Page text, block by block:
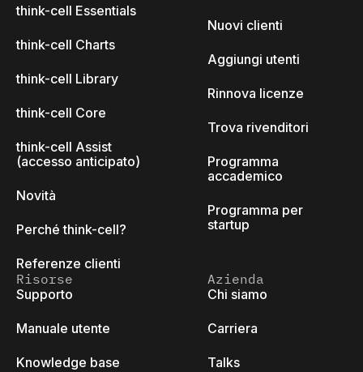
think-cell Essentials
think-cell Charts
think-cell Library
think-cell Core
think-cell Assist
(accesso anticipato)
Novità
Perché think-cell?
Referenze clienti
Nuovi clienti
Aggiungi utenti
Rinnova licenze
Trova rivenditori
Programma
accademico
Programma per
startup
Risorse
Supporto
Manuale utente
Knowledge base
Azienda
Chi siamo
Carriera
Talks